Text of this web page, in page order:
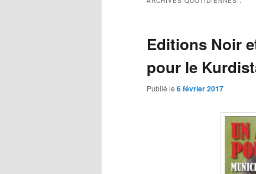
Editions Noir
pour le
Publié le 6 février 2017